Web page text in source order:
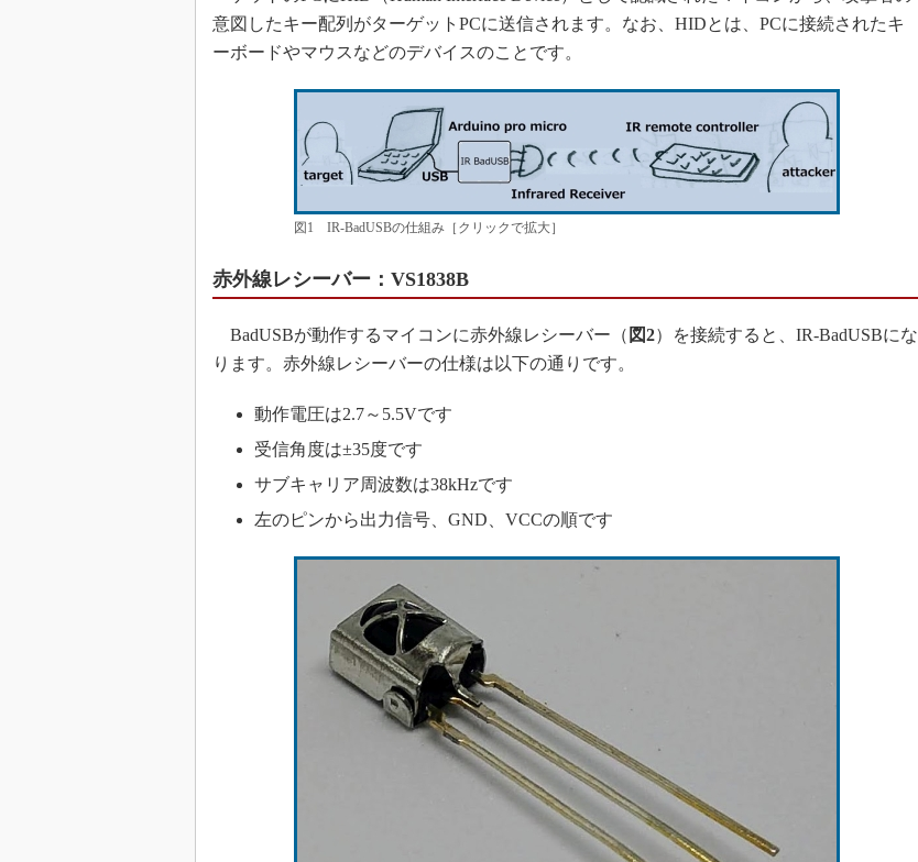
意図したキー配列がターゲットPCに送信されます。なお、HIDとは、PCに接続されたキ
ーボードやマウスなどのデバイスのことです。
図1 IR-BadUSBの仕組み［クリックで拡大］
赤外線レシーバー：VS1838B
BadUSBが動作するマイコンに赤外線レシーバー（ 図2）を接続すると、IR-BadUSBにな
ります。赤外線レシーバーの仕様は以下の通りです。
動作電圧は2.7～5.5Vです
受信角度は±35度です
サブキャリア周波数は38kHzです
左のピンから出力信号、GND、VCCの順です